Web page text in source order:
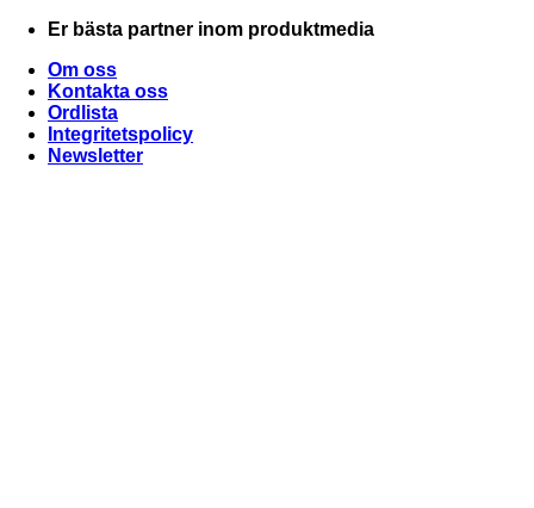
Skip
content
Er bästa partner inom produktmedia
Om oss
Kontakta oss
Ordlista
Integritetspolicy
Newsletter